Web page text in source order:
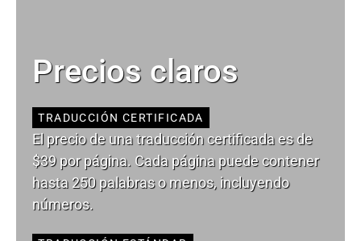
Precios claros
TRADUCCIÓN CERTIFICADA
El precio de una traducción certificada es de
$39 por página. Cada página puede contener
hasta 250 palabras o menos, incluyendo
números.